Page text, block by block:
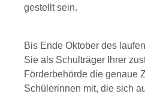
gestellt sein.
Bis Ende Oktober des
Sie als Schulträger Ihrer
Förderbehörde die genaue
Schülerinnen mit, die sich